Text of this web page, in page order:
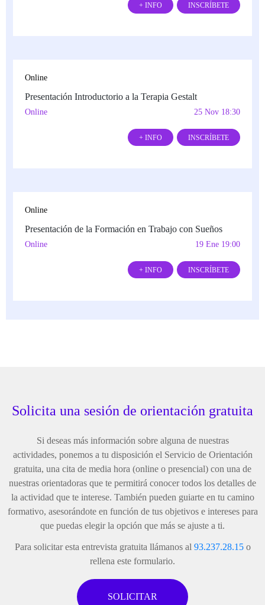
+ INFO INSCRÍBETE
Online
Presentación Introductorio a la Terapia Gestalt
Online 25 Nov 18:30
+ INFO INSCRÍBETE
Online
Presentación de la Formación en Trabajo con Sueños
Online 19 Ene 19:00
+ INFO INSCRÍBETE
Solicita una sesión de orientación gratuita
Si deseas más información sobre alguna de nuestras
actividades, ponemos a tu disposición el Servicio de Orientación
gratuita, una cita de media hora (online o presencial) con una de
nuestras orientadoras que te permitirá conocer todos los detalles de
la actividad que te interese. También pueden guiarte en tu camino
formativo, asesorándote en función de tus objetivos e intereses para
que puedas elegir la opción que más se ajuste a ti.
Para solicitar esta entrevista gratuita llámanos al 93.237.28.15o
rellena este formulario.
SOLICITAR